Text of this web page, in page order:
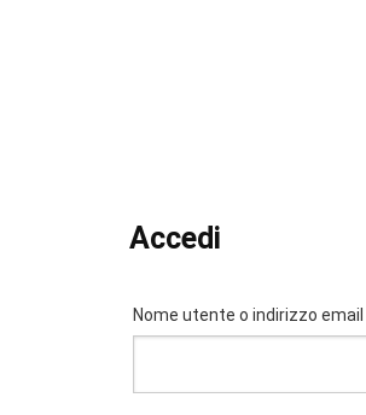
Accedi
Nome utente o indirizzo email